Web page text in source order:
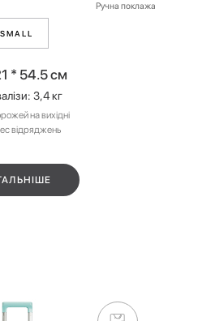
Ручна поклажа
SMALL
* 54.5 см
3,4 кг
на вихідні
відряджень